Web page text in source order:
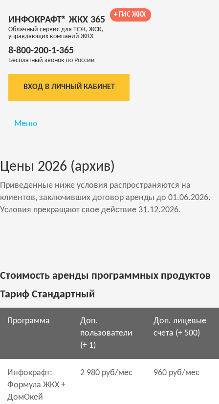
ИНФОКРАФТ® ЖКХ 365
Облачный сервис для ТСЖ, ЖСК,
управляющих компаний ЖКХ
+ ГИС ЖКХ
8-800-200-1-365
Бесплатный звонок по России
ВХОД В ЛИЧНЫЙ КАБИНЕТ
Меню
Цены 2026 (архив)
Приведенные ниже условия распространяются на
клиентов, заключивших договор аренды до 01.06.2026.
Условия прекращают свое действие 31.12.2026.
Стоимость аренды программных продуктов
Тариф Стандартный
Программа
Доп.
пользователи
(+ 1)
Доп. лицевые
счета (+ 500)
Инфокрафт:
Формула ЖКХ +
ДомОкей
2 980 руб/мес 960 руб/мес